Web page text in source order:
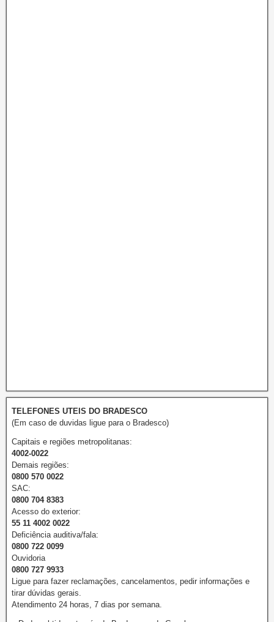
TELEFONES UTEIS DO BRADESCO
(Em caso de duvidas ligue para o Bradesco)
Capitais e regiões metropolitanas:
4002-0022
Demais regiões:
0800 570 0022
SAC:
0800 704 8383
Acesso do exterior:
55 11 4002 0022
Deficiência auditiva/fala:
0800 722 0099
Ouvidoria
0800 727 9933
Ligue para fazer reclamações, cancelamentos, pedir informações e
tirar dúvidas gerais.
Atendimento 24 horas, 7 dias por semana.